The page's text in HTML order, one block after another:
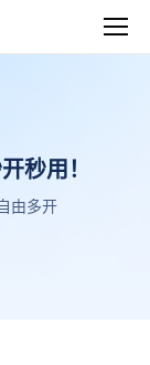
秒用！
由多开